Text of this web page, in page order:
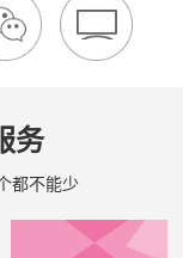
务
都不能少